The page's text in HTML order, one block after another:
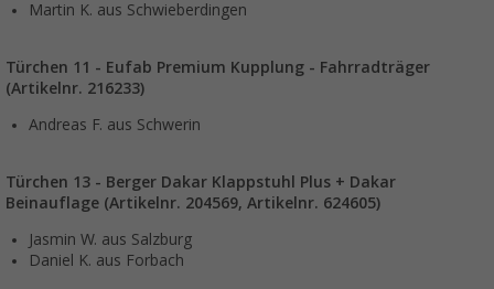
Martin K. aus Schwieberdingen
Türchen 11 - Eufab Premium Kupplung - Fahrradträger
(Artikelnr. 216233)
Andreas F. aus Schwerin
Türchen 13 - Berger Dakar Klappstuhl Plus + Dakar
Beinauflage (Artikelnr. 204569, Artikelnr. 624605)
Jasmin W. aus Salzburg
Daniel K. aus Forbach